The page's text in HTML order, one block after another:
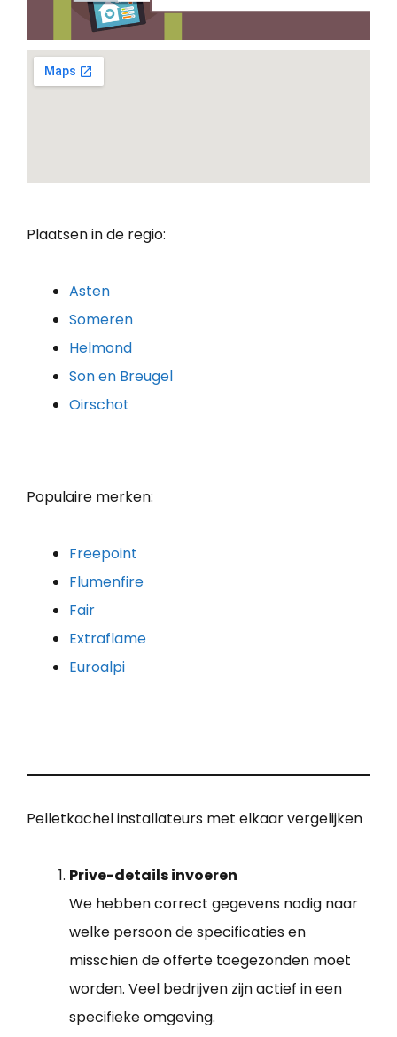
Plaatsen in de regio:
Asten
Someren
Helmond
Son en Breugel
Oirschot
Populaire merken:
Freepoint
Flumenfire
Fair
Extraflame
Euroalpi
Pelletkachel installateurs met elkaar vergelijken
Prive-details invoeren
We hebben correct gegevens nodig naar
welke persoon de specificaties en
misschien de offerte toegezonden moet
worden. Veel bedrijven zijn actief in een
specifieke omgeving.